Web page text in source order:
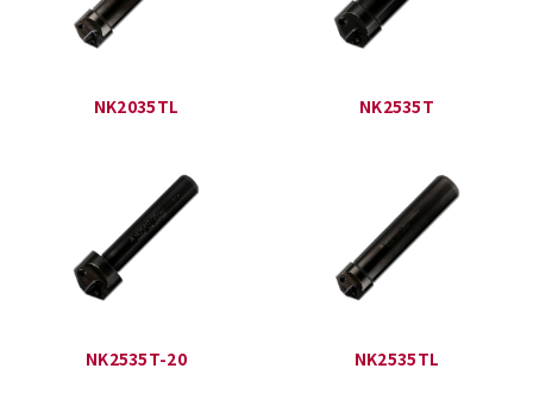
NK2035TL NK2535T
NK2535T-20 NK2535TL